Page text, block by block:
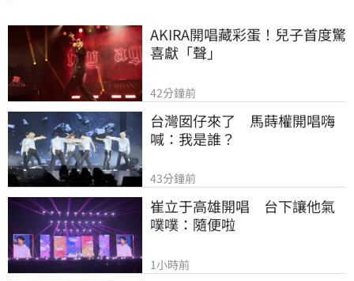
AKIRA開唱藏彩蛋！兒子首度驚
喜獻「聲」
42分鐘前
台灣囡仔來了　馬蒔權開唱嗨
喊：我是誰？
43分鐘前
崔立于高雄開唱　台下讓他氣
噗噗：隨便啦
1小時前